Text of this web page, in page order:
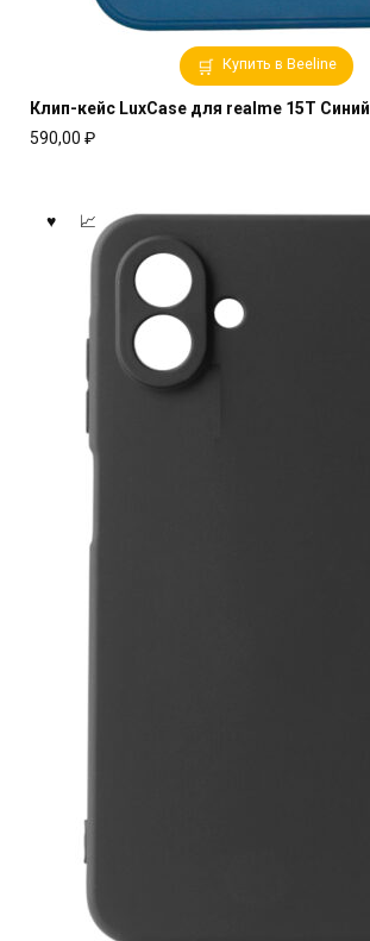
Купить в Beeline
Клип-кейс LuxCase для realme 15T Синий
590,00 ₽